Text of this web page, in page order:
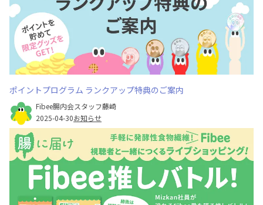
ポイントプログラム ランクアップ特典のご案内
Fibee腸内会スタッフ藤崎
2025-04-30お知らせ